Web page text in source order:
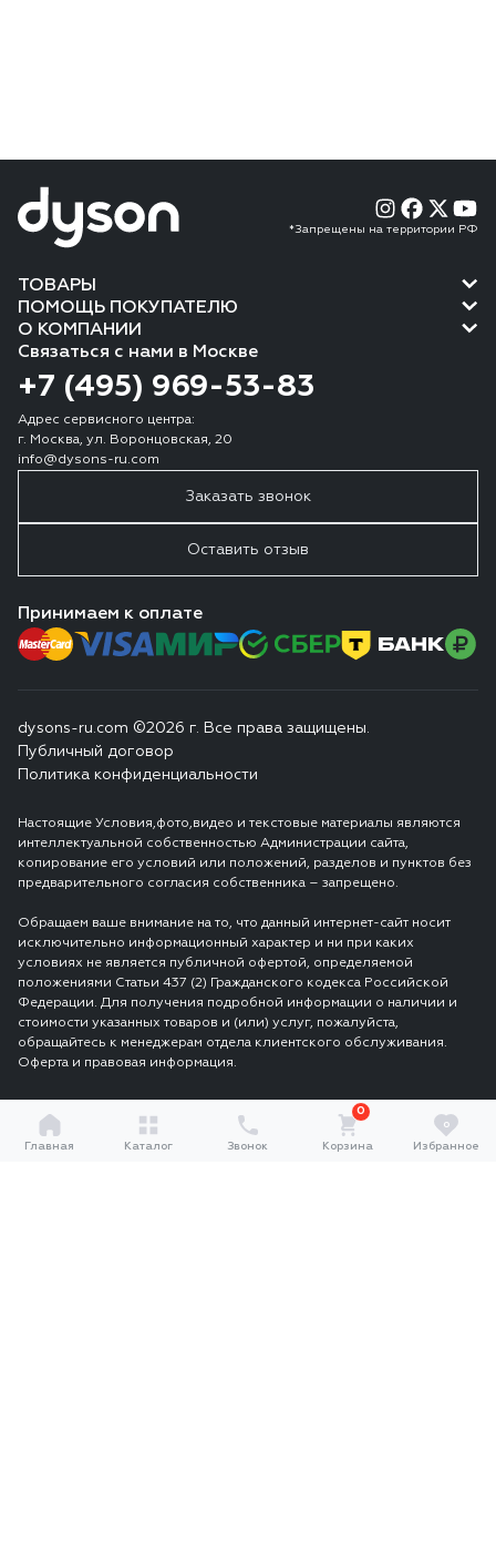
*Запрещены на территории РФ
ТОВАРЫ
ПОМОЩЬ ПОКУПАТЕЛЮ
О КОМПАНИИ
Связаться с нами в Москве
+7 (495) 969-53-83
Адрес сервисного центра:
г. Москва, ул. Воронцовская, 20
info@dysons-ru.com
Заказать звонок
Оставить отзыв
Принимаем к оплате
dysons-ru.com ©2026 г. Все права защищены.
Публичный договор
Политика конфиденциальности
Настоящие Условия,фото,видео и текстовые материалы являются
интеллектуальной собственностью Администрации сайта,
копирование его условий или положений, разделов и пунктов без
предварительного согласия собственника – запрещено.
Обращаем ваше внимание на то, что данный интернет-сайт носит
исключительно информационный характер и ни при каких
условиях не является публичной офертой, определяемой
положениями Статьи 437 (2) Гражданского кодекса Российской
Федерации. Для получения подробной информации о наличии и
стоимости указанных товаров и (или) услуг, пожалуйста,
обращайтесь к менеджерам отдела клиентского обслуживания.
Оферта и правовая информация.
Главная Каталог Звонок
0
Корзина
0
Избранное